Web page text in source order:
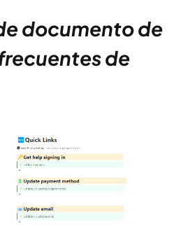
documento de
de